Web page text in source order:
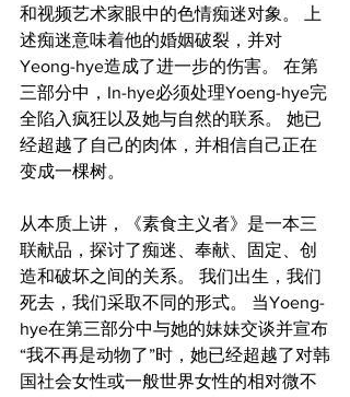
和视频艺术家眼中的色情痴迷对象。 上
述痴迷意味着他的婚姻破裂，并对
Yeong-hye造成了进一步的伤害。 在第
三部分中，In-hye必须处理Yoeng-hye完
全陷入疯狂以及她与自然的联系。 她已
经超越了自己的肉体，并相信自己正在
变成一棵树。
从本质上讲，《素食主义者》是一本三
联献品，探讨了痴迷、奉献、固定、创
造和破坏之间的关系。 我们出生，我们
死去，我们采取不同的形式。 当Yoeng-
hye在第三部分中与她的妹妹交谈并宣布
“我不再是动物了”时，她已经超越了对韩
国社会女性或一般世界女性的相对微不